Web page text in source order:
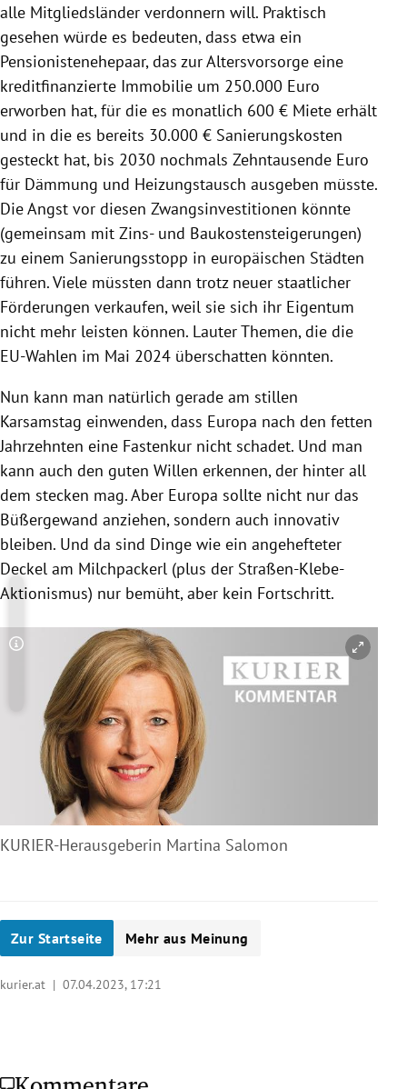
alle Mitgliedsländer verdonnern will. Praktisch
gesehen würde es bedeuten, dass etwa ein
Pensionistenehepaar, das zur Altersvorsorge eine
kreditfinanzierte Immobilie um 250.000 Euro
erworben hat, für die es monatlich 600 € Miete erhält
und in die es bereits 30.000 € Sanierungskosten
gesteckt hat, bis 2030 nochmals Zehntausende Euro
für Dämmung und Heizungstausch ausgeben müsste.
Die Angst vor diesen Zwangsinvestitionen könnte
(gemeinsam mit Zins- und Baukostensteigerungen)
zu einem Sanierungsstopp in europäischen Städten
führen. Viele müssten dann trotz neuer staatlicher
Förderungen verkaufen, weil sie sich ihr Eigentum
nicht mehr leisten können. Lauter Themen, die die
EU-Wahlen im Mai 2024 überschatten könnten.
Nun kann man natürlich gerade am stillen
Karsamstag einwenden, dass Europa nach den fetten
Jahrzehnten eine Fastenkur nicht schadet. Und man
kann auch den guten Willen erkennen, der hinter all
dem stecken mag. Aber Europa sollte nicht nur das
Büßergewand anziehen, sondern auch innovativ
bleiben. Und da sind Dinge wie ein angehefteter
Deckel am Milchpackerl (plus der Straßen-Klebe-
Aktionismus) nur bemüht, aber kein Fortschritt.
Copyright-Hinweis öffnen/schließen
KURIER-Herausgeberin Martina Salomon
Zur Startseite Mehr aus Meinung
kurier.at | 07.04.2023, 17:21